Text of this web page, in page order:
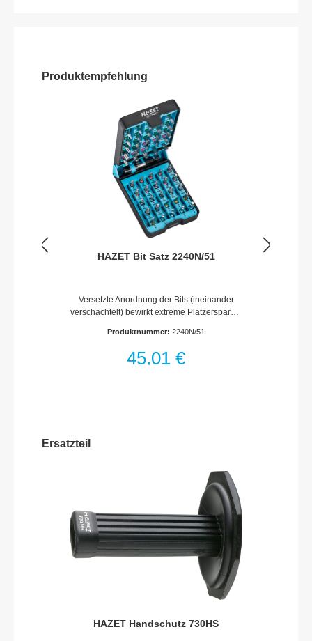
Produktempfehlung
HAZET Bit Satz 2240N/51
Versetzte Anordnung der Bits (ineinander
verschachtelt) bewirkt extreme Platzersparnis
BoxLangzeitfähige Klemmhalterung der Bits
für festen und sicheren Sitz sowie schnellem
ZugriffDeutliche Kennzeichnung der
rechtwinklige Aufstellen (90°) der Bit-Box als
auch das Aufstellen in vollständig geöffneter
und schnellerer Zugriff für den
AnwenderKunststoff-KastenAbtrieb: Pozidriv
Profil PZ, Sechskant hohl 6,3 (1/4 Zoll),
Kreuzschlitz Profil PH, Tamper Resistant
TORX® Profil, Innen-Sechskant Profil, Schlitz
Profil, Innen TORX® ProfilAbmessungen /
Länge: 125 mm x 85 mm x 40 mmNetto-
Gewicht (kg): 0.39 kgAnzahl Werkzeuge: 51
Produktnummer: 2240N/51
45,01 €
Ersatzteil
HAZET Handschutz 730HS